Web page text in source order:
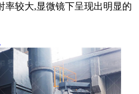
率较大,显微镜下呈现出明显的